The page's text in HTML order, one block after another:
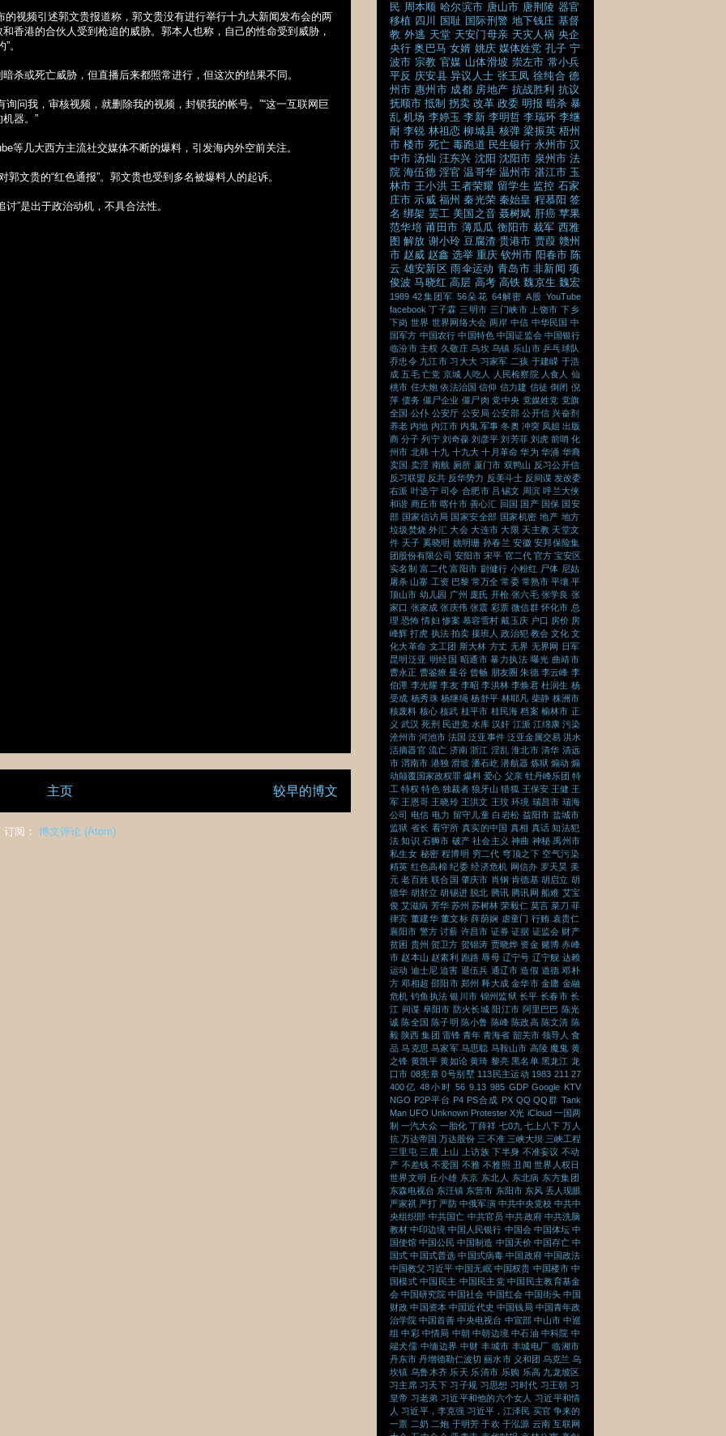
的视频引述郭文贵报道称，郭文贵没有进行举行十九大新闻发布会的两
香港的合伙人受到枪追的威胁。郭本人也称，自己的性命受到威胁，
。
杀或死亡威胁，但直播后来都照常进行，但这次的结果不同。
问我，审核视频，就删除我的视频，封锁我的帐号。”“这一互联网巨
器。”
等几大西方主流社交媒体不断的爆料，引发海内外空前关注。
文贵的“红色通报”。郭文贵也受到多名被爆料人的起诉。
”是出于政治动机，不具合法性。
较早的博文
主页
订阅： 博文评论 (Atom)
民 周本顺 哈尔滨市 唐山市 唐荆陵 器官
移植 四川 国耻 国际刑警 地下钱庄 基督
教 外逃 天堂 天安门母亲 天灾人祸 央企
央行 奥巴马 女婿 姚庆 媒体姓党 孔子 宁
波市 宗教 官媒 山体滑坡 崇左市 常小兵
平反 庆安县 异议人士 张玉凤 徐纯合 德
州市 惠州市 成都 房地产 抗战胜利 抗议
抚顺市 抵制 拐卖 改革 政委 明报 暗杀 暴
乱 机场 李婷玉 李新 李明哲 李瑞环 李继
耐 李锐 林祖恋 柳城县 核弹 梁振英 梧州
市 楼市 死亡 毒跑道 民生银行 永州市 汉
中市 汤灿 汪东兴 沈阳 沈阳市 泉州市 法
院 海伍德 淫官 温哥华 温州市 湛江市 玉
林市 王小洪 王者荣耀 留学生 监控 石家
庄市 示威 福州 秦光荣 秦始皇 程慕阳 签
名 绑架 罢工 美国之音 聂树斌 肝癌 苹果
范华培 莆田市 薄瓜瓜 衡阳市 裁军 西雅
图 解放 谢小玲 豆腐渣 贵港市 贾葭 赣州
市 赵威 赵鑫 选举 重庆 钦州市 阳春市 陈
云 雄安新区 雨伞运动 青岛市 非新闻 项
俊波 马晓红 高层 高考 高铁 魏京生 魏宏
1989 42集团军 56朵花 64解密 A股 YouTube
facebook 丁子霖 三明市 三门峡市 上饶市 下乡
下岗 世界 世界网络大会 两岸 中信 中华民国 中
国军方 中国农行 中国特色 中国证监会 中国银行
临汾市 主权 久敬庄 乌坎 乌镇 乐山市 乒乓球队
乔忠令 九江市 习大大 习家军 二孩 于建嵘 于浩
成 五毛 亡党 京城 人吃人 人民检察院 人食人 仙
桃市 任大炮 依法治国 信仰 信力建 信徒 倒闭 倪
萍 债务 僵尸企业 僵尸肉 党中央 党媒姓党 党旗
全国 公仆 公安厅 公安局 公安部 公开信 兴奋剂
养老 内地 内江市 内鬼 军事 冬奥 冲突 凤姐 出版
商 分子 列宁 刘奇葆 刘彦平 刘芳菲 刘虎 前哨 化
州市 北韩 十九 十九大 十月革命 华为 华涌 华裔
卖国 卖淫 南航 厕所 厦门市 双鸭山 反习公开信
反习联盟 反共 反华势力 反美斗士 反间谍 发改委
右派 叶选宁 司令 合肥市 吕锡文 周滨 呼兰大侠
和谐 商丘市 喀什市 善心汇 回国 国产 国保 国安
部 国家信访局 国家安全部 国家机密 地产 地方
垃圾焚烧 外汇 大会 大连市 大限 天主教 天堂文
件 天子 奚晓明 姚明珊 孙春兰 安徽 安邦保险集
团股份有限公司 安阳市 宋平 官二代 官方 宝安区
实名制 富二代 富阳市 尉健行 小粉红 尸体 尼姑
屠杀 山寨 工资 巴黎 常万全 常委 常熟市 平壤 平
顶山市 幼儿园 广州 庞氏 开枪 张六毛 张学良 张
家口 张家成 张庆伟 张震 彩票 微信群 怀化市 总
理 恐怖 情妇 惨案 慕容雪村 戴玉庆 户口 房价 房
峰辉 打虎 执法 拍卖 接班人 政治犯 教会 文化 文
化大革命 文工团 斯大林 方丈 无界 无界网 日军
昆明泛亚 明经国 昭通市 暴力执法 曝光 曲靖市
曹永正 曹鉴燎 曼谷 曾畅 朋友圈 朱德 李云峰 李
伯潭 李光耀 李友 李昭 李洪林 李焕君 杜润生 杨
受成 杨秀珠 杨继绳 杨舒平 林耶凡 柴静 株洲市
核废料 核心 核武 桂平市 桂民海 档案 榆林市 正
义 武汉 死刑 民进党 水库 汉奸 江派 江绵康 污染
沧州市 河池市 法国 泛亚事件 泛亚金属交易 洪水
活摘器官 流亡 济南 浙江 淫乱 淮北市 清华 清远
市 渭南市 港独 滑坡 潘石屹 潜航器 炼狱 煽动 煽
动颠覆国家政权罪 爆料 爱心 父亲 牡丹峰乐团 特
工 特权 特色 独裁者 狼牙山 猎狐 王保安 王健 王
军 王恩哥 王晓玲 王洪文 王玟 环境 瑞昌市 瑞海
公司 电信 电力 留守儿童 白岩松 益阳市 盐城市
监狱 省长 看守所 真实的中国 真相 真话 知法犯
法 知识 石狮市 破产 社会主义 神曲 神秘 禹州市
私生女 秘密 程博明 穷二代 穹顶之下 空气污染
精英 红色高棉 纪委 经济危机 网信办 罗天昊 美
元 老百姓 联合国 肇庆市 肖钢 肯德基 胡启立 胡
德华 胡舒立 胡锡进 脱北 腾讯 腾讯网 船难 艾宝
俊 艾滋病 芳华 苏州 苏树林 荣毅仁 莫言 菜刀 菲
律宾 董建华 董文标 薛荫娴 虐童门 行贿 袁贵仁
襄阳市 警方 讨薪 许昌市 证券 证据 证监会 财产
贫困 贵州 贺卫方 贺锦涛 贾晓烨 资金 赌博 赤峰
市 赵本山 赵素利 跑路 辱母 辽宁号 辽宁舰 达赖
运动 迪士尼 迫害 退伍兵 通辽市 造假 道德 邓朴
方 邓相超 邵阳市 郑州 释大成 金华市 金庸 金融
危机 钓鱼执法 银川市 锦州监狱 长平 长春市 长
江 间谍 阜阳市 防火长城 阳江市 阿里巴巴 陈光
诚 陈全国 陈子明 陈小鲁 陈峰 陈政高 陈文清 陈
毅 陕西 集团 雷锋 青年 青海省 韶关市 领导人 食
品 马克思 马家军 马思聪 马鞍山市 高陵 魔鬼 黄
之锋 黄凯平 黄如论 黄琦 黎亮 黑名单 黑龙江 龙
口市 08宪章 0号别墅 113民主运动 1983 211 27
400亿 48小时 56 9.13 985 GDP Google KTV
NGO P2P平台 P4 PS合成 PX QQ QQ群 Tank
Man UFO Unknown Protester X光 iCloud 一国两
制 一汽大众 一胎化 丁薛祥 七0九 七上八下 万人
抗 万达帝国 万达股份 三不准 三峡大坝 三峡工程
三里屯 三鹿 上山 上访族 下半身 不准妄议 不动
产 不差钱 不爱国 不雅 不雅照 丑闻 世界人权日
世界文明 丘小雄 东京 东北人 东北病 东方集团
东森电视台 东汪镇 东营市 东阳市 东风 丢人现眼
严家祺 严打 严防 中俄军演 中共中央党校 中共中
央组织部 中共国亡 中共官员 中共政府 中共洗脑
教材 中印边境 中国人民银行 中国会 中国体坛 中
国使馆 中国公民 中国制造 中国天价 中国存亡 中
国式 中国式普选 中国式病毒 中国政府 中国政法
中国教父习近平 中国无眠 中国权贵 中国楼市 中
国模式 中国民主 中国民主党 中国民主教育基金
会 中国研究院 中国社会 中国红会 中国街头 中国
财政 中国资本 中国近代史 中国钱局 中国青年政
治学院 中国首善 中央电视台 中宣部 中山市 中巡
组 中彩 中情局 中朝 中朝边境 中石油 中科院 中
端犬儒 中缅边界 中财 丰城市 丰城电厂 临湘市
丹东市 丹增德勒仁波切 丽水市 义和团 乌克兰 乌
坎镇 乌鲁木齐 乐天 乐清市 乐购 乐高 九龙坡区
习主席 习天下 习子规 习思想 习时代 习王朝 习
皇帝 习老弟 习近平和他的六个女人 习近平和情
人 习近平，李克强 习近平，江泽民 买官 争来的
一票 二奶 二炮 于明芳 于欢 于泓源 云南 互联网